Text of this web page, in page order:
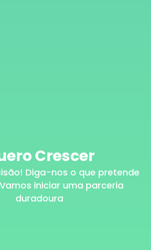
Crescer
Diga-nos o que pretende
iniciar uma parceria
duradoura